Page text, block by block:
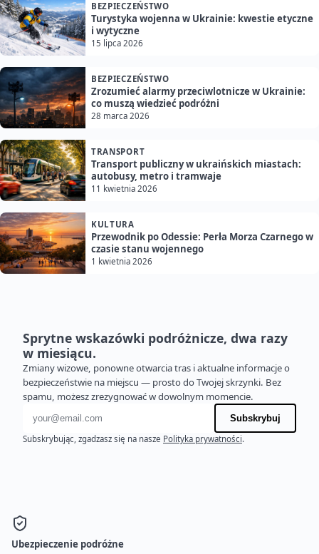
BEZPIECZEŃSTWO
Turystyka wojenna w Ukrainie: kwestie etyczne
i wytyczne
15 lipca 2026
BEZPIECZEŃSTWO
Zrozumieć alarmy przeciwlotnicze w Ukrainie:
co muszą wiedzieć podróżni
28 marca 2026
TRANSPORT
Transport publiczny w ukraińskich miastach:
autobusy, metro i tramwaje
11 kwietnia 2026
KULTURA
Przewodnik po Odessie: Perła Morza Czarnego w
czasie stanu wojennego
1 kwietnia 2026
Sprytne wskazówki podróżnicze, dwa razy
w miesiącu.
Zmiany wizowe, ponowne otwarcia tras i aktualne informacje o
bezpieczeństwie na miejscu — prosto do Twojej skrzynki. Bez
spamu, możesz zrezygnować w dowolnym momencie.
Adres e-mail
Subskrybuj
Subskrybując, zgadzasz się na nasze Polityka prywatności.
Ubezpieczenie podróżne